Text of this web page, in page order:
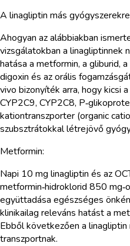
A linagliptin más
Ahogyan az alábbiakban
vizsgálatokban a linagliptinnek
hatása a metformin, a gliburid,
digoxin és az orális
vivo bizonyíték arra, hogy kicsi
CYP2C9, CYP2C8,
kationtranszporter (organic
szubsztrátokkal létrejövő
Metformin:
Napi 10 mg linagliptin és az
metformin‑hidroklorid 850
együttadása egészséges
klinikailag releváns hatást a
Ebből következően a
transzportnak.